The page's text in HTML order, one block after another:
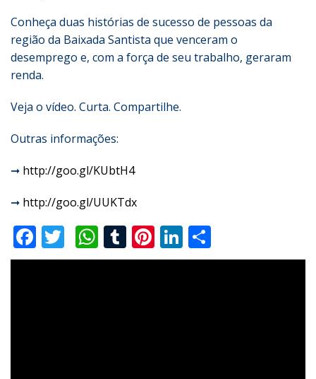
Conheça duas histórias de sucesso de pessoas da
região da Baixada Santista que venceram o
desemprego e, com a força de seu trabalho, geraram
renda.
Veja o vídeo. Curta. Compartilhe.
Outras informações:
➞ http://goo.gl/KUbtH4
➞ http://goo.gl/UUKTdx
Facebook
TwitterWhatsApp
TumblrPinterestLinkedIn